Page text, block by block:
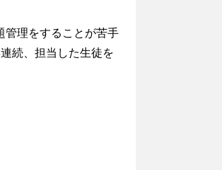
管理をすることが苦手
続、担当した生徒を